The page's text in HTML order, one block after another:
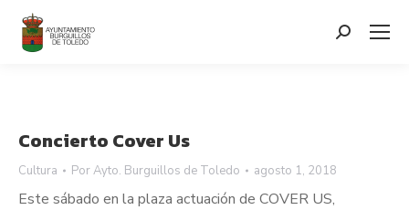
contenido
Search:
Concierto Cover Us
Cultura PorAyto. Burguillos de Toledo agosto 1, 2018
Este sábado en la plaza actuación de COVER US,